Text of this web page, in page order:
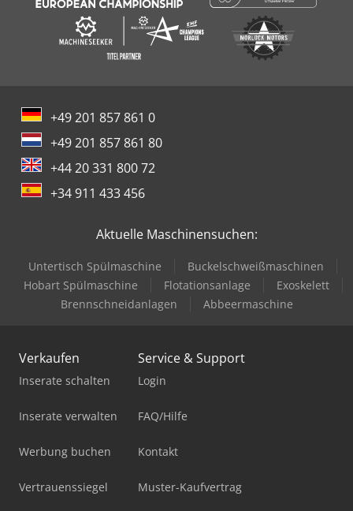
+49 201 857 861 0
+49 201 857 861 80
+44 20 331 800 72
+34 911 433 456
Aktuelle Maschinensuchen:
Untertisch Spülmaschine
Buckelschweißmaschinen
Hobart Spülmaschine
Flotationsanlage
Exoskelett
Brennschneidanlagen
Abbeermaschine
Verkaufen
Inserate schalten
Inserate verwalten
Werbung buchen
Vertrauenssiegel
Service & Support
Login
FAQ/Hilfe
Kontakt
Muster-Kaufvertrag